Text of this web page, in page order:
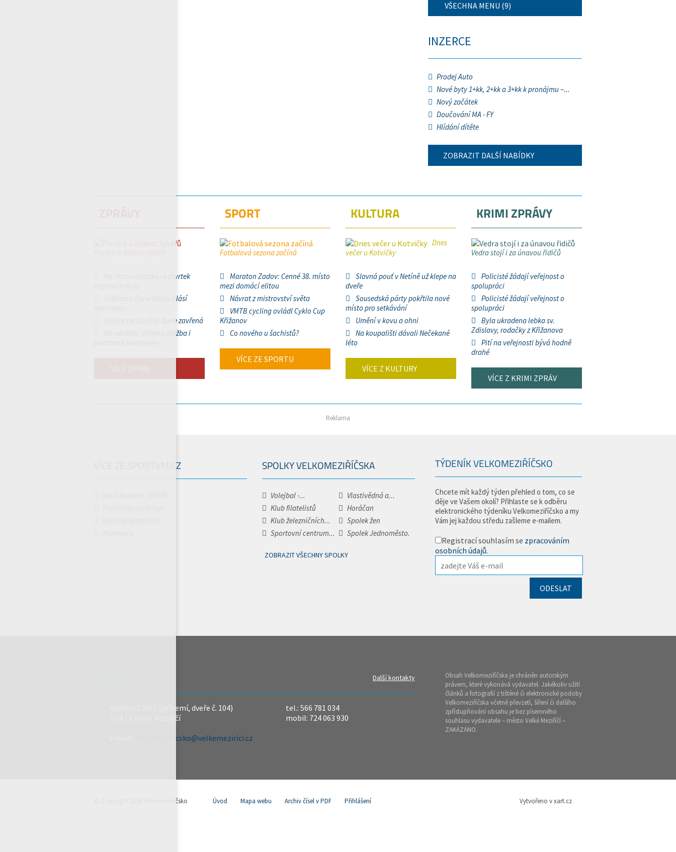
VŠECHNA MENU (9)
INZERCE
Prodej Auto
Nové byty 1+kk, 2+kk a 3+kk k pronájmu –...
Nový začátek
Doučování MA - FY
Hlídání dítěte
ZOBRAZIT DALŠÍ NABÍDKY
Na Hornoměstské ve čtvrtek
Ordinace Dana Blahy hlásí
Silnice na Lavičky bude zavřená
Na náměstí přibývá dlažba i
SPORT
Fotbalová sezona začíná
Maraton Zadov: Cenné 38. místo
mezi domácí elitou
Návrat z mistrovství světa
VMTB cycling ovládl Cyklo Cup
Křižanov
Co nového u šachistů?
VÍCE ZE SPORTU
KULTURA
Dnes
večer u Kotvičky
Slavná pouť v Netíně už klepe na
dveře
Sousedská párty pokřtila nové
místo pro setkávání
Umění v kovu a ohni
Na koupališti dávali Nečekané
léto
VÍCE Z KULTURY
KRIMI ZPRÁVY
Vedra stojí i za únavou řidičů
Policisté žádají veřejnost o
spolupráci
Policisté žádají veřejnost o
spolupráci
Byla ukradena lebka sv.
Zdislavy, rodačky z Křižanova
Pití na veřejnosti bývá hodně
drahé
VÍCE Z KRIMI ZPRÁV
Reklama
VÍCE ZE SPORTVM.CZ SPOLKY VELKOMEZIŘÍČSKA
Volejbal -...
Vlastivědná a...
Klub filatelistů
Horáčan
Klub železničních...
Spolek žen
Sportovní centrum...
Spolek Jednoměsto.
ZOBRAZIT VŠECHNY SPOLKY
TÝDENÍK VELKOMEZIŘÍČSKO
Chcete mít každý týden přehled o tom, co se
děje ve Vašem okolí? Přihlaste se k odběru
elektronického týdeníku Velkomeziříčsko a my
Vám jej každou středu zašleme e-mailem.
Registrací souhlasím se zpracováním
osobních údajů.
Další kontakty
Radnická 29/1 (přízemí, dveře č. 104)
594 13 Velké Meziříčí
velkomeziricsko@velkemezirici.cz
tel.: 566 781 034
mobil: 724 063 930
Obsah Velkomeziříčska je chráněn autorským
právem, které vykonává vydavatel. Jakékoliv užití
článků a fotografií z tištěné či elektronické podoby
Velkomeziříčska včetně převzetí, šíření či dalšího
zpřístupňování obsahu je bez písemného
souhlasu vydavatele – město Velké Meziříčí –
ZAKÁZÁNO.
© Copyright 2026 Velkomeziříčsko Úvod Mapa webu Archiv čísel v PDF Přihlášení Vytvořeno v xart.cz